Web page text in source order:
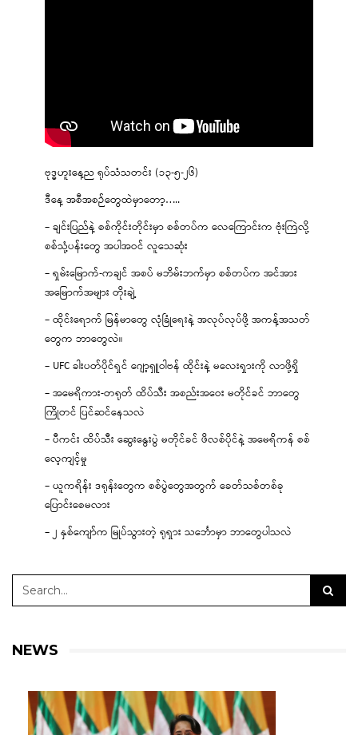
ဗုဒ္ဓဟူးနေ့ည ရုပ်သံသတင်း (၁၃-၅-၂၆)
ဒီနေ့ အစီအစဉ်တွေထဲမှာတော့…..
– ချင်းပြည်နဲ့ စစ်ကိုင်းတိုင်းမှာ စစ်တပ်က လေကြောင်းက ဗုံးကြဲလို့
စစ်သုံ့ပန်းတွေ အပါအဝင် လူသေဆုံး
– ရှမ်းမြောက်-ကချင် အစပ် မဘိမ်းဘက်မှာ စစ်တပ်က အင်အား
အမြောက်အများ တိုးချဲ့
– ထိုင်းရောက် မြန်မာတွေ လုံခြုံရေးနဲ့ အလုပ်လုပ်ဖို့ အကန့်အသတ်
တွေက ဘာတွေလဲ။
– UFC ခါးပတ်ပိုင်ရှင် ဂျော့ရှူဝါဗန် ထိုင်းနဲ့ မလေးရှားကို လာဖို့ရှိ
– အမေရိကား-တရုတ် ထိပ်သီး အစည်းအဝေး မတိုင်ခင် ဘာတွေ
ကြိုတင် ပြင်ဆင်နေသလဲ
– ပီကင်း ထိပ်သီး ဆွေးနွေးပွဲ မတိုင်ခင် ဖိလစ်ပိုင်နဲ့ အမေရိကန် စစ်
လေ့ကျင့်မှု
– ယူကရိန်း ဒရုန်းတွေက စစ်ပွဲတွေအတွက် ခေတ်သစ်တစ်ခု
ပြောင်းစေမလား
– ၂ နှစ်ကျော်က မြုပ်သွားတဲ့ ရုရှား သင်္ဘောမှာ ဘာတွေပါသလဲ
NEWS